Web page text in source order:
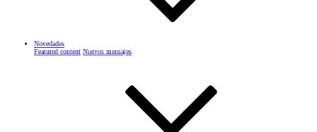
Novedades
Featured content Nuevos mensajes